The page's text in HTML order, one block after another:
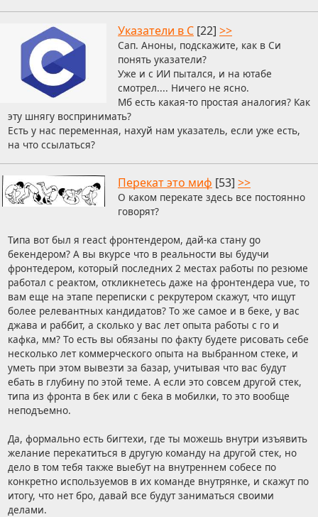
Указатели в C [22] >>
Сап. Аноны, подскажите, как в Си
понять указатели?
Уже и с ИИ пытался, и на ютабе
смотрел.... Ничего не ясно.
Мб есть какая-то простая аналогия? Как
эту шнягу воспринимать?
Есть у нас переменная, нахуй нам указатель, если уже есть,
на что ссылаться?
Перекат это миф [53] >>
О каком перекате здесь все постоянно
говорят?
Типа вот был я react фронтендером, дай-ка стану go
бекендером? А вы вкурсе что в реальности вы будучи
фронтедером, который последних 2 местах работы по резюме
работал с реактом, откликнетесь даже на фронтендера vue, то
вам еще на этапе переписки с рекрутером скажут, что ищут
более релевантных кандидатов? То же самое и в беке, у вас
джава и раббит, а сколько у вас лет опыта работы с го и
кафка, мм? То есть вы обязаны по факту будете рисовать себе
несколько лет коммерческого опыта на выбранном стеке, и
уметь при этом вывезти за базар, учитывая что вас будут
ебать в глубину по этой теме. А если это совсем другой стек,
типа из фронта в бек или с бека в мобилки, то это вообще
неподъемно.
Да, формально есть бигтехи, где ты можешь внутри изъявить
желание перекатиться в другую команду на другой стек, но
дело в том тебя также выебут на внутреннем собесе по
конкретно используемов в их команде внутрянке, и скажут по
итогу, что нет бро, давай все будут заниматься своими
делами.